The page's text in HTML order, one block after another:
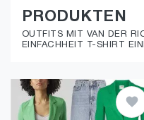
PRODUKTEN
OUTFITS MIT VAN DER
EINFACHHEIT T-SHIRT